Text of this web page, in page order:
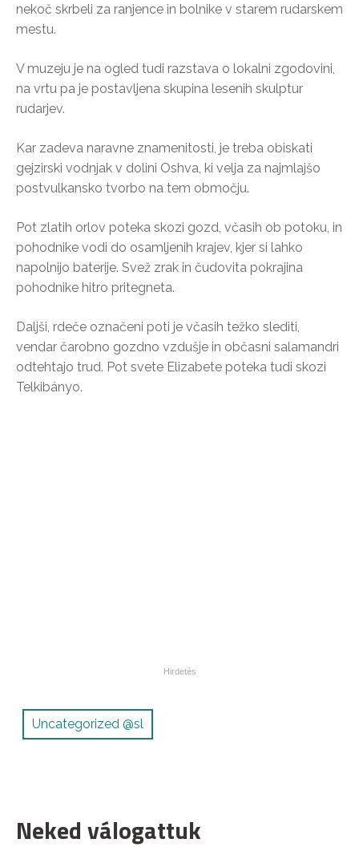
nekoč skrbeli za ranjence in bolnike v starem rudarskem
mestu.
V muzeju je na ogled tudi razstava o lokalni zgodovini,
na vrtu pa je postavljena skupina lesenih skulptur
rudarjev.
Kar zadeva naravne znamenitosti, je treba obiskati
gejzirski vodnjak v dolini Oshva, ki velja za najmlajšo
postvulkansko tvorbo na tem območju.
Pot zlatih orlov poteka skozi gozd, včasih ob potoku, in
pohodnike vodi do osamljenih krajev, kjer si lahko
napolnijo baterije. Svež zrak in čudovita pokrajina
pohodnike hitro pritegneta.
Daljši, rdeče označeni poti je včasih težko slediti,
vendar čarobno gozdno vzdušje in občasni salamandri
odtehtajo trud. Pot svete Elizabete poteka tudi skozi
Telkibányo.
Uncategorized @sl
Neked válogattuk